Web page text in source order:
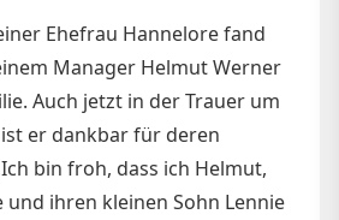
Ehefrau Hannelore fand
Manager Helmut Werner
Auch jetzt in der Trauer um
er dankbar für deren
bin froh, dass ich Helmut,
und ihren kleinen Sohn Lennie